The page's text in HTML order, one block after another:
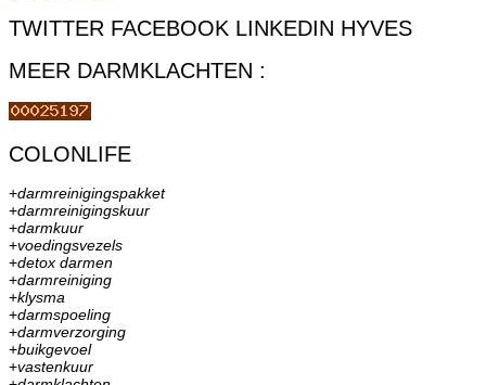
TWITTER FACEBOOK LINKEDIN HYVES
MEER DARMKLACHTEN :
COLONLIFE
+darmreinigingspakket
+darmreinigingskuur
+darmkuur
+voedingsvezels
+detox darmen
+darmreiniging
+klysma
+darmspoeling
+darmverzorging
+buikgevoel
+vastenkuur